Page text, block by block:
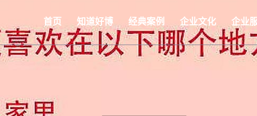
首页 知道好博 经典案例 企业文化 企业